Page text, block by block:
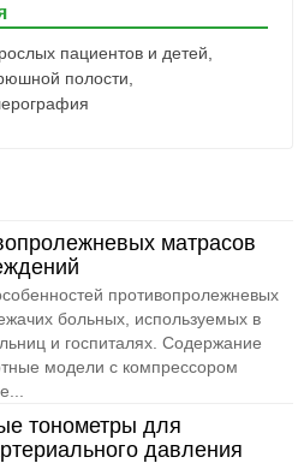
пациентов и детей,
полости,
матрасов
противопролежневых
больных, используемых в
и госпиталях. Содержание
модели с компрессором
тонометры для
давления